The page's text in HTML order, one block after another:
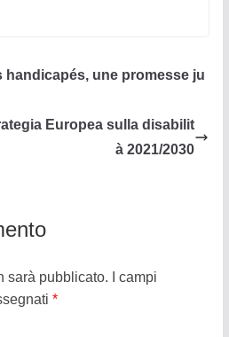
handicapés, une promesse ju
Europea sulla disabilit
à 2021/2030
sarà pubblicato.
I campi
*